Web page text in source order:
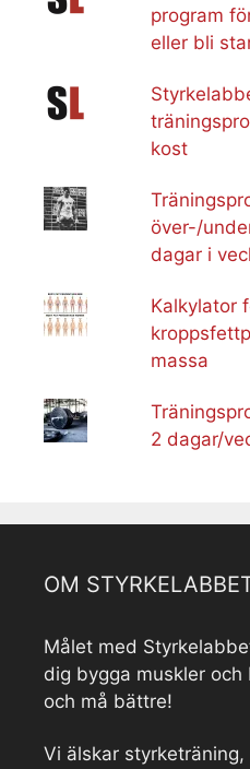
program
eller bli
kost
över-/
dagar i
Kalkylator
massa
2 dagar/
OM
Målet med
dig bygga muskler
och må bättre!
Vi älskar